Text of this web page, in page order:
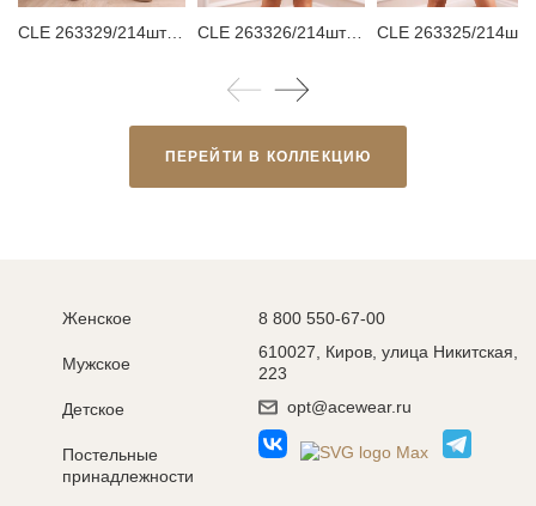
CLE 263329/214штн Юбка женская CLE 263326/214шт Блузка женская
ПЕРЕЙТИ В КОЛЛЕКЦИЮ
Женское
Мужское
Детское
Постельные
принадлежности
8 800 550-67-00
610027, Киров, улица Никитская,
223
opt@acewear.ru